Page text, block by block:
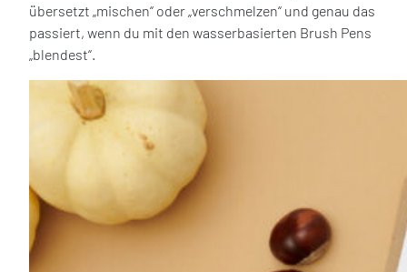
übersetzt „mischen“ oder „verschmelzen“ und genau das
passiert, wenn du mit den wasserbasierten Brush Pens
„blendest“.